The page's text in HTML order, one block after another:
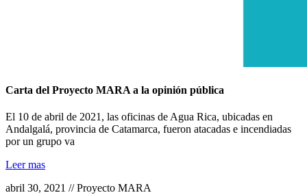
Carta del Proyecto MARA a la opinión pública
El 10 de abril de 2021, las oficinas de Agua Rica, ubicadas en
Andalgalá, provincia de Catamarca, fueron atacadas e incendiadas
por un grupo va
Leer mas
abril 30, 2021 // Proyecto MARA